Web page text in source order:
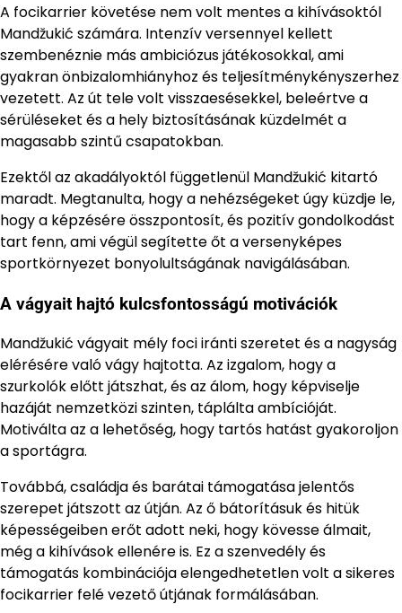
A focikarrier követése nem volt mentes a kihívásoktól
Mandžukić számára. Intenzív versennyel kellett
szembenéznie más ambiciózus játékosokkal, ami
gyakran önbizalomhiányhoz és teljesítménykényszerhez
vezetett. Az út tele volt visszaesésekkel, beleértve a
sérüléseket és a hely biztosításának küzdelmét a
magasabb szintű csapatokban.
Ezektől az akadályoktól függetlenül Mandžukić kitartó
maradt. Megtanulta, hogy a nehézségeket úgy küzdje le,
hogy a képzésére összpontosít, és pozitív gondolkodást
tart fenn, ami végül segítette őt a versenyképes
sportkörnyezet bonyolultságának navigálásában.
A vágyait hajtó kulcsfontosságú motivációk
Mandžukić vágyait mély foci iránti szeretet és a nagyság
elérésére való vágy hajtotta. Az izgalom, hogy a
szurkolók előtt játszhat, és az álom, hogy képviselje
hazáját nemzetközi szinten, táplálta ambícióját.
Motiválta az a lehetőség, hogy tartós hatást gyakoroljon
a sportágra.
Továbbá, családja és barátai támogatása jelentős
szerepet játszott az útján. Az ő bátorításuk és hitük
képességeiben erőt adott neki, hogy kövesse álmait,
még a kihívások ellenére is. Ez a szenvedély és
támogatás kombinációja elengedhetetlen volt a sikeres
focikarrier felé vezető útjának formálásában.